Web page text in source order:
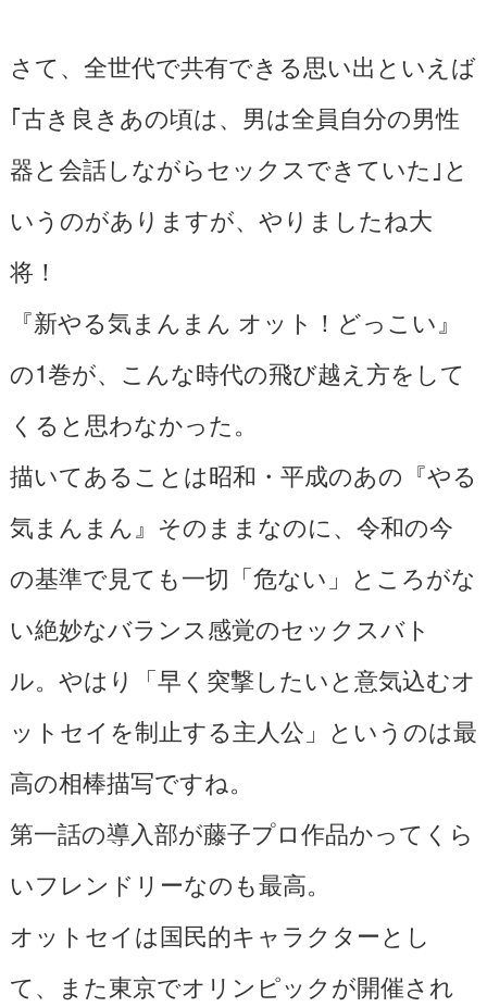
さて、全世代で共有できる思い出といえば
｢古き良きあの頃は、男は全員自分の男性
器と会話しながらセックスできていた｣と
いうのがありますが、やりましたね大
将！
『新やる気まんまん オット！どっこい』
の1巻が、こんな時代の飛び越え方をして
くると思わなかった。
描いてあることは昭和・平成のあの『やる
気まんまん』そのままなのに、令和の今
の基準で見ても一切「危ない」ところがな
い絶妙なバランス感覚のセックスバト
ル。やはり「早く突撃したいと意気込むオ
ットセイを制止する主人公」というのは最
高の相棒描写ですね。
第一話の導入部が藤子プロ作品かってくら
いフレンドリーなのも最高。
オットセイは国民的キャラクターとし
て、また東京でオリンピックが開催され